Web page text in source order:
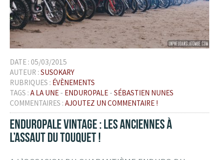
DATE : 05/03/2015
AUTEUR : SUSOKARY
RUBRIQUES : ÉVÈNEMENTS
TAGS : A LA UNE - ENDUROPALE - SÉBASTIEN NUNES
COMMENTAIRES : AJOUTEZ UN COMMENTAIRE !
ENDUROPALE VINTAGE : LES ANCIENNES À
L’ASSAUT DU TOUQUET !